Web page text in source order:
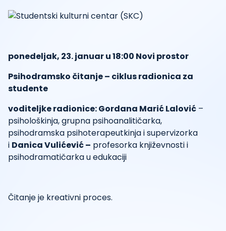
ponedeljak, 23. januar u 18:00 Novi prostor
Psihodramsko čitanje – ciklus radionica za
studente
voditeljke radionice: Gordana Marić Lalović –
psihološkinja, grupna psihoanalitičarka,
psihodramska psihoterapeutkinja i supervizorka
i Danica Vulićević – profesorka književnosti i
psihodramatičarka u edukaciji
Čitanje je kreativni proces.